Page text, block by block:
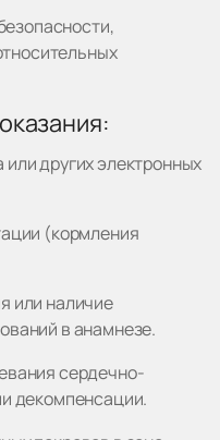
других электронных
(кормления
или наличие
в анамнезе.
сердечно-
декомпенсации.